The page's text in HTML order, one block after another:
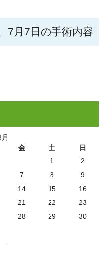
7月7日の手術内容
金 土
日
1
2
7 8
9
14 15
16
21 22
23
28 29
30